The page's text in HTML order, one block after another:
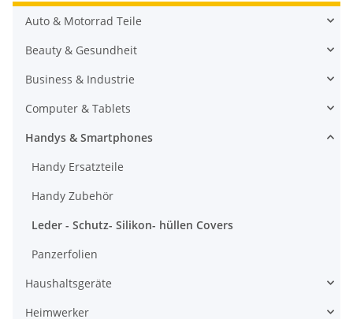
Auto & Motorrad Teile
Beauty & Gesundheit
Business & Industrie
Computer & Tablets
Handys & Smartphones
Handy Ersatzteile
Handy Zubehör
Leder - Schutz- Silikon- hüllen Covers
Panzerfolien
Haushaltsgeräte
Heimwerker